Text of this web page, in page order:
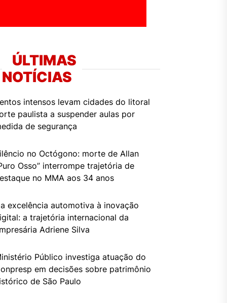
ÚLTIMAS
NOTÍCIAS
intensos levam cidades do litoral
paulista a suspender aulas por
de segurança
no Octógono: morte de Allan
Osso” interrompe trajetória de
no MMA aos 34 anos
excelência automotiva à inovação
a trajetória internacional da
Adriene Silva
Público investiga atuação do
em decisões sobre patrimônio
de São Paulo